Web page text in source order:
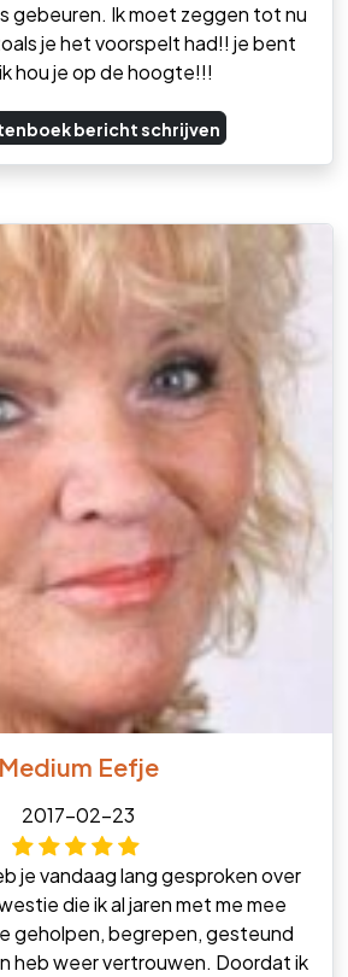
gebeuren. Ik moet zeggen tot nu
je het voorspelt had!! je bent
hou je op de hoogte!!!
bericht schrijven
Medium Eefje
2017-02-23
je vandaag lang gesproken over
die ik al jaren met me mee
geholpen, begrepen, gesteund
heb weer vertrouwen. Doordat ik